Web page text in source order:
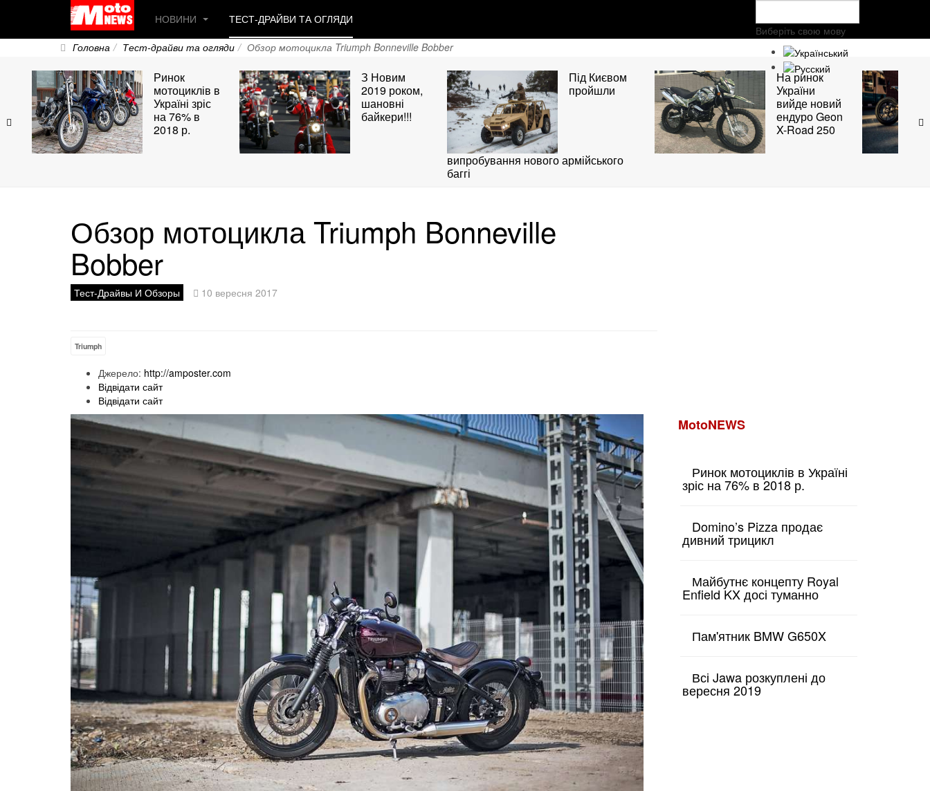
Виберіть свою мову
НОВИНИ ТЕСТ-ДРАЙВИ ТА ОГЛЯДИ
Головна Тест-драйви та огляди Обзор мотоцикла Triumph Bonneville Bobber
Ринок
мотоциклів в
Україні зріс
на 76% в
2018 р.
З Новим
2019 роком,
шановні
байкери!!!
Під Києвом
пройшли
випробування нового армійського
баггі
На ринок
України
вийде новий
ендуро Geon
X-Road 250
Обзор мотоцикла Triumph Bonneville
Bobber
Тест-Драйвы И Обзоры 10 вересня 2017
Triumph
Джерело: http://amposter.com
Відвідати сайт
Відвідати сайт
MotoNEWS
Ринок мотоциклів в Україні
зріс на 76% в 2018 р.
Domino’s Pizza продає
дивний трицикл
Майбутнє концепту Royal
Enfield KX досі туманно
Пам'ятник BMW G650X
Всі Jawa розкуплені до
вересня 2019